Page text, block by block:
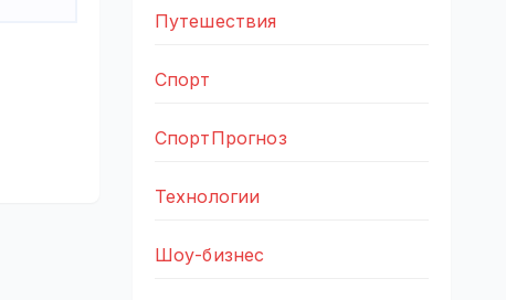
Путешествия
Спорт
СпортПрогноз
Технологии
Шоу-бизнес